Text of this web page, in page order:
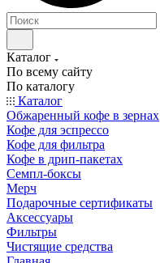
Каталог
По всему сайту
По каталогу
Каталог
Обжаренный кофе в зернах
Кофе для эспрессо
Кофе для фильтра
Кофе в дрип-пакетах
Семпл-боксы
Мерч
Подарочные сертификаты
Аксессуары
Фильтры
Чистящие средства